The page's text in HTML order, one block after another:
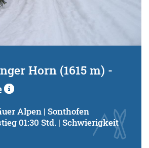
Horn (1615 m) -
Alpen | Sonthofen
01:30 Std. | Schwierigkeit